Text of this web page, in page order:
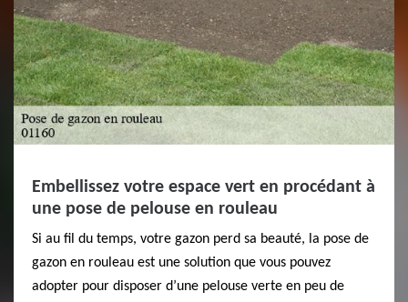
Embellissez votre espace vert en procédant à
une pose de pelouse en rouleau
Si au fil du temps, votre gazon perd sa beauté, la pose de
gazon en rouleau est une solution que vous pouvez
adopter pour disposer d’une pelouse verte en peu de